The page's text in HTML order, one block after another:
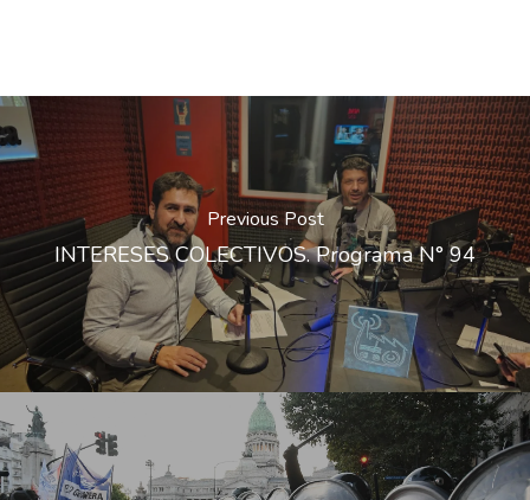
Previous Post
INTERESES COLECTIVOS. Programa N° 94